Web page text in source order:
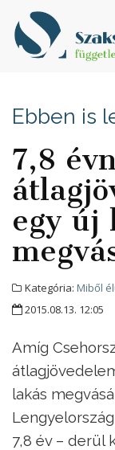
Ebben is
7,8
egy új
Kategória: Miből
2015.08.13. 12:05
Amíg
lakás
7,8 év – derül